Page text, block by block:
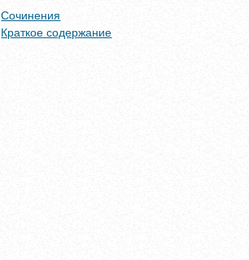
Сочинения
Краткое содержание